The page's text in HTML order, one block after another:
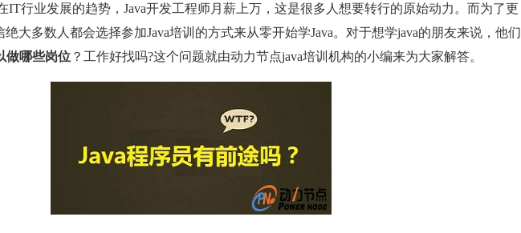
业发展的趋势，Java开发工程师月薪上万，这是很多人想要转行的原始动力。而为了更
绝大多数人都会选择参加Java培训的方式来从零开始学Java。对于想学java的朋友来说，他们
做哪些岗位 ？工作好找吗?这个问题就由动力节点java培训机构的小编来为大家解答。